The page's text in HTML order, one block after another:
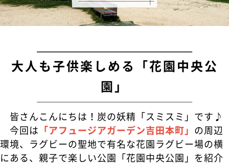
大人も子供楽しめる「花園中央公
園」
皆さんこんにちは！炭の妖精「スミスミ」です♪
今回は 「アフュージアガーデン吉田本町」 の周辺
環境、ラグビーの聖地で有名な花園ラグビー場の横
にある、親子で楽しい公園「花園中央公園」を紹介